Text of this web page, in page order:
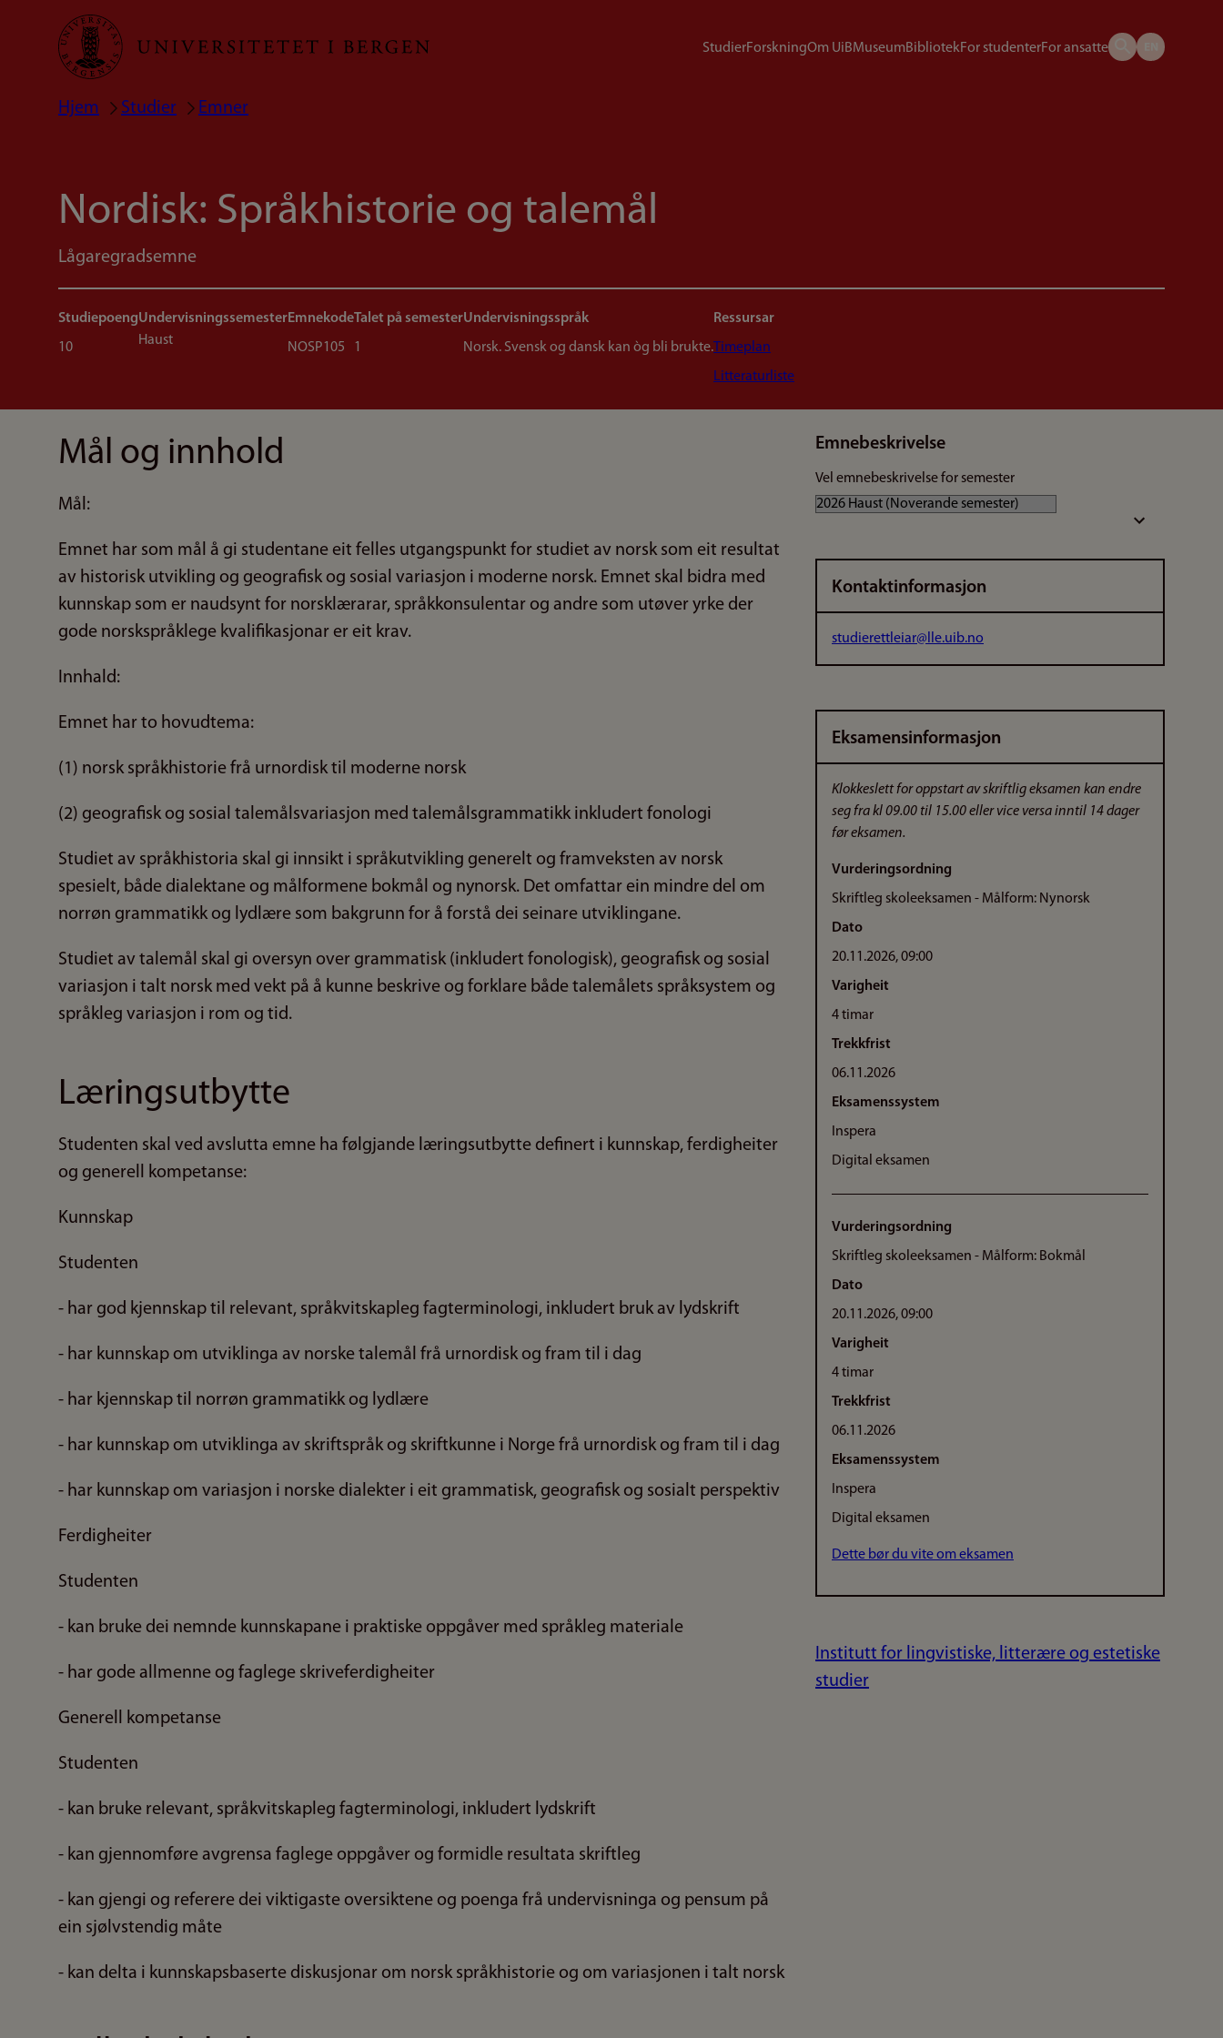
Hopp
hovedinnhold
StudierForskningOm UiBMuseumBibliotekFor studenterFor ansatte
Navigasjonssti
Hjem Studier Emner
Nordisk: Språkhistorie og talemål
Lågaregradsemne
Studiepoeng
10
Undervisningssemester
Haust
Emnekode
NOSP105
Talet på semester
1
Undervisningsspråk
Norsk. Svensk og dansk kan òg bli brukte.
Ressursar
Timeplan
Litteraturliste
Mål og innhold
Mål:
Emnet har som mål å gi studentane eit felles utgangspunkt for studiet av norsk som eit resultat
av historisk utvikling og geografisk og sosial variasjon i moderne norsk. Emnet skal bidra med
kunnskap som er naudsynt for norsklærarar, språkkonsulentar og andre som utøver yrke der
gode norskspråklege kvalifikasjonar er eit krav.
Innhald:
Emnet har to hovudtema:
(1) norsk språkhistorie frå urnordisk til moderne norsk
(2) geografisk og sosial talemålsvariasjon med talemålsgrammatikk inkludert fonologi
Studiet av språkhistoria skal gi innsikt i språkutvikling generelt og framveksten av norsk
spesielt, både dialektane og målformene bokmål og nynorsk. Det omfattar ein mindre del om
norrøn grammatikk og lydlære som bakgrunn for å forstå dei seinare utviklingane.
Studiet av talemål skal gi oversyn over grammatisk (inkludert fonologisk), geografisk og sosial
variasjon i talt norsk med vekt på å kunne beskrive og forklare både talemålets språksystem og
språkleg variasjon i rom og tid.
Læringsutbytte
Studenten skal ved avslutta emne ha følgjande læringsutbytte definert i kunnskap, ferdigheiter
og generell kompetanse:
Kunnskap
Studenten
- har god kjennskap til relevant, språkvitskapleg fagterminologi, inkludert bruk av lydskrift
- har kunnskap om utviklinga av norske talemål frå urnordisk og fram til i dag
- har kjennskap til norrøn grammatikk og lydlære
- har kunnskap om utviklinga av skriftspråk og skriftkunne i Norge frå urnordisk og fram til i dag
- har kunnskap om variasjon i norske dialekter i eit grammatisk, geografisk og sosialt perspektiv
Ferdigheiter
Studenten
- kan bruke dei nemnde kunnskapane i praktiske oppgåver med språkleg materiale
- har gode allmenne og faglege skriveferdigheiter
Generell kompetanse
Studenten
- kan bruke relevant, språkvitskapleg fagterminologi, inkludert lydskrift
- kan gjennomføre avgrensa faglege oppgåver og formidle resultata skriftleg
- kan gjengi og referere dei viktigaste oversiktene og poenga frå undervisninga og pensum på
ein sjølvstendig måte
- kan delta i kunnskapsbaserte diskusjonar om norsk språkhistorie og om variasjonen i talt norsk
Emnebeskrivelse
Vel emnebeskrivelse for semester
Kontaktinformasjon
studierettleiar@lle.uib.no
Eksamensinformasjon
Klokkeslett for oppstart av skriftlig eksamen kan endre
seg fra kl 09.00 til 15.00 eller vice versa inntil 14 dager
før eksamen.
Vurderingsordning
Skriftleg skoleeksamen - Målform: Nynorsk
Dato
20.11.2026, 09:00
Varigheit
4 timar
Trekkfrist
06.11.2026
Eksamenssystem
Inspera
Digital eksamen
Vurderingsordning
Skriftleg skoleeksamen - Målform: Bokmål
Dato
20.11.2026, 09:00
Varigheit
4 timar
Trekkfrist
06.11.2026
Eksamenssystem
Inspera
Digital eksamen
Dette bør du vite om eksamen
Institutt for lingvistiske, litterære og estetiske
studier